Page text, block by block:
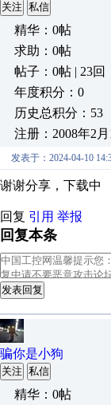
关注 私信
精华：0帖
求助：0帖
帖子：0帖 | 23回
年度积分：0
历史总积分：53
注册：2008年2月
发表于：2024-04-10
谢谢分享，下载中
回复 引用 举报
回复本条
发表回复
骗你是小狗
关注 私信
精华：0帖